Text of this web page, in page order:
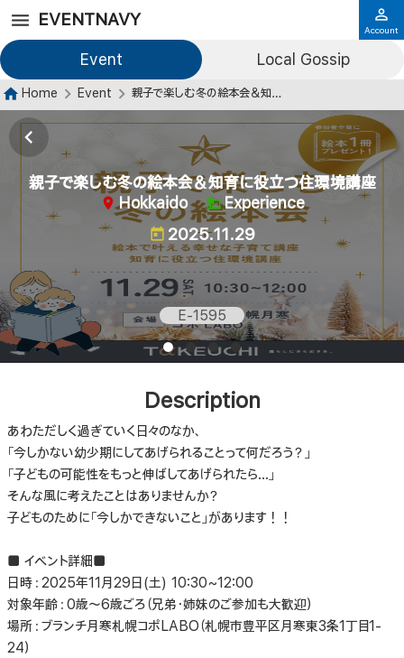
EVENTNAVY
Event Local Gossip
Account
Home Event 親子で楽しむ冬の絵本会＆知育に役立つ住環境講座
親子で楽しむ冬の絵本会＆知育に役立つ住環境講座
Hokkaido Experience
2025.11.29
E-1595
Description
あわただしく過ぎていく日々のなか、
「今しかない幼少期にしてあげられることって何だろう？」
「子どもの可能性をもっと伸ばしてあげられたら…」
そんな風に考えたことはありませんか？
子どものために「今しかできないこと」があります！！
■ イベント詳細■
日時：2025年11月29日(土) 10:30~12:00
対象年齢：0歳～6歳ごろ（兄弟・姉妹のご参加も大歓迎）
場所：ブランチ月寒札幌コポLABO（札幌市豊平区月寒東3条1丁目1-
24）